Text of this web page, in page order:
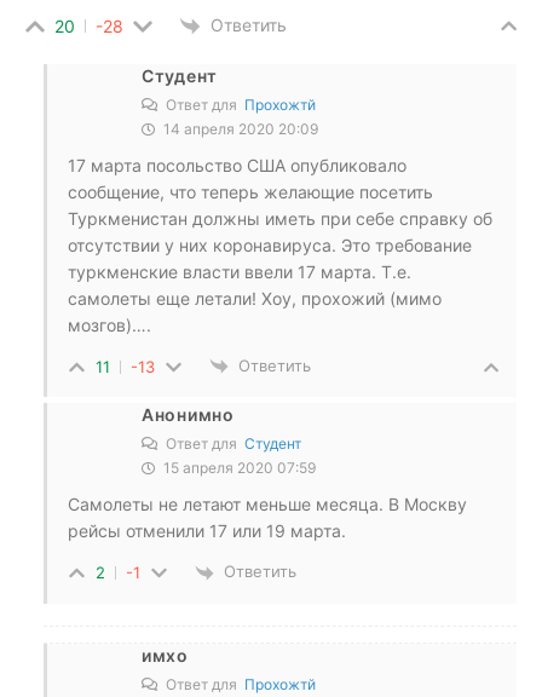
20 -28 Ответить
Студент
Ответ для Прохожтй
14 апреля 2020 20:09
17 марта посольство США опубликовало
сообщение, что теперь желающие посетить
Туркменистан должны иметь при себе справку об
отсутствии у них коронавируса. Это требование
туркменские власти ввели 17 марта. Т.е.
самолеты еще летали! Хоу, прохожий (мимо
мозгов)….
11 -13 Ответить
Анонимно
Ответ для Студент
15 апреля 2020 07:59
Самолеты не летают меньше месяца. В Москву
рейсы отменили 17 или 19 марта.
2 -1 Ответить
имхо
Ответ для Прохожтй